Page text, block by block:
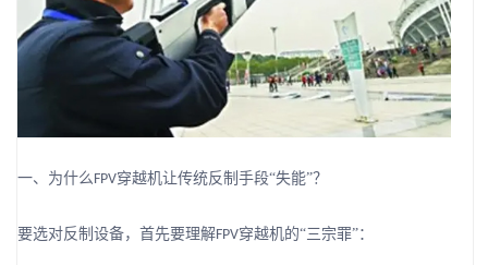
一、为什么FPV穿越机让传统反制手段“失能”？
要选对反制设备，首先要理解FPV穿越机的“三宗罪”：